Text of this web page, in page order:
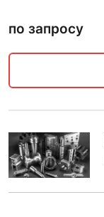
по запросу